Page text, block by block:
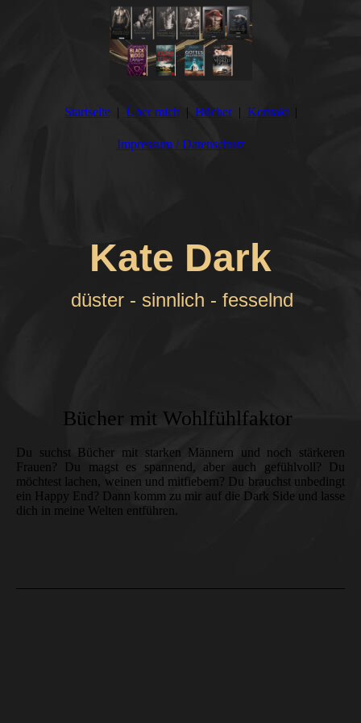
Startseite Über mich Bücher Kontakt
Impressum / Datenschutz
Kate Dark
düster - sinnlich - fesselnd
Bücher mit Wohlfühlfaktor
Du suchst Bücher mit starken Männern und noch stärkeren
Frauen? Du magst es spannend, aber auch gefühlvoll? Du
möchtest lachen, weinen und mitfiebern? Du brauchst unbedingt
ein Happy End? Dann komm zu mir auf die Dark Side und lasse
dich in meine Welten entführen.